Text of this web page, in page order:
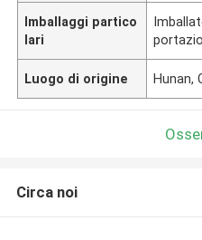
Imballaggi partico
lari
Luogo di origine Hunan,
Circa noi